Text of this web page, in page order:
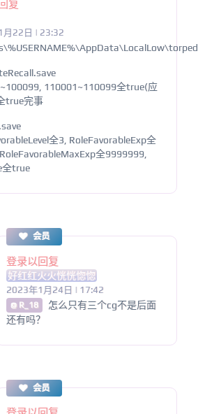
复
月22日 | 23:32
110001~110099全true(应
true完事
全3, RoleFavorableExp全
全9999999,
true
会员
登录以回复
好红红火火恍恍惚惚
2023年1月24日 | 17:42
@ R_18
怎么只有三个cg不是后面
还有吗？
会员